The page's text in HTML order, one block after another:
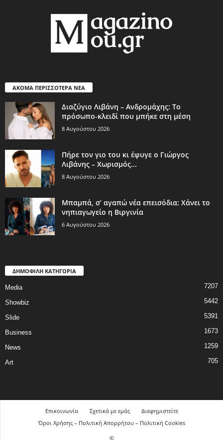
ΑΚΟΜΑ ΠΕΡΙΣΣΟΤΕΡΑ ΝΕΑ
Διαζύγιο Λιβάνη – Ανδρομάχης: Το
πρόσωπο-κλειδί που μπήκε στη μέση
8 Αυγούστου 2026
Πήρε τον γιο του κι έφυγε ο Γιώργος
Λιβάνης – Χωρισμός...
8 Αυγούστου 2026
Μπαμπά, σ’ αγαπώ νέα επεισόδια: Χάνει το
νηπιαγωγείο η Βιργινία
6 Αυγούστου 2026
ΔΗΜΟΦΙΛΗ ΚΑΤΗΓΟΡΙΑ
Media 7207
Showbiz 5442
Slide 5391
Business 1673
News 1259
Art 705
Επικοινωνία Σχετικά με εμάς
Διαφημιστείτε
Όροι Χρήσης – Πολιτική Απορρήτου – Πολιτική Cookies
©